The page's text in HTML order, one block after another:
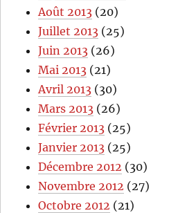
Août 2013 (20)
Juillet 2013 (25)
Juin 2013 (26)
Mai 2013 (21)
Avril 2013 (30)
Mars 2013 (26)
Février 2013 (25)
Janvier 2013 (25)
Décembre 2012 (30)
Novembre 2012 (27)
Octobre 2012 (21)